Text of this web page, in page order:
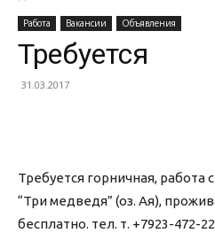
Работа Вакансии Объявления
Требуется
31.03.2017
Требуется горничная, работа
“Три медведя” (оз. Ая),
бесплатно. тел. т. +7923-472-